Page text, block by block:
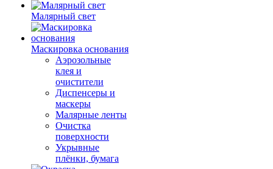
Малярный свет
Маскировка основания
Аэрозольные
клея и
очистители
Диспенсеры и
маскеры
Малярные ленты
Очистка
поверхности
Укрывные
плёнки, бумага